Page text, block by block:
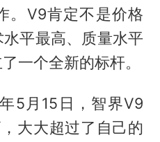
。V9肯定不是价格
平最高、质量水平
一个全新的标杆。
5月15日，智界V9
大大超过了自己的